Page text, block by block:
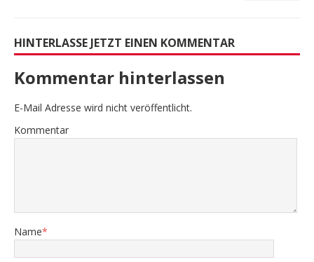
HINTERLASSE JETZT EINEN KOMMENTAR
Kommentar hinterlassen
E-Mail Adresse wird nicht veröffentlicht.
Kommentar
Name*